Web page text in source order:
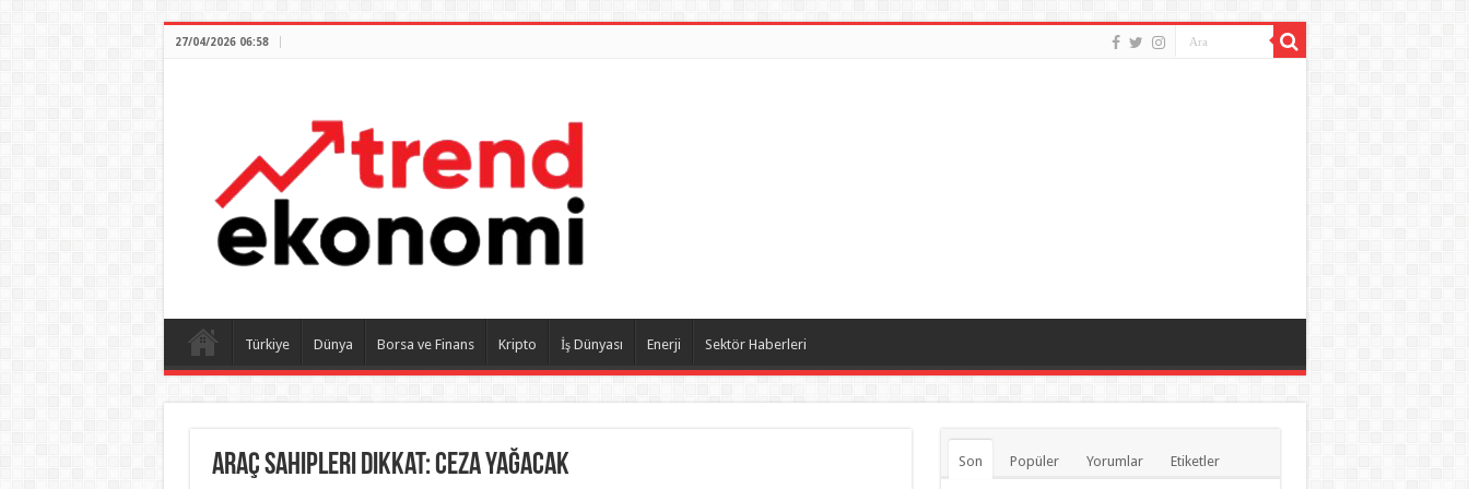
27/04/2026 06:58
Türkiye Dünya Borsa ve Finans Kripto İş Dünyası Enerji Sektör Haberleri
Araç sahipleri dikkat: Ceza yağacak Son Popüler Yorumlar Etiketler